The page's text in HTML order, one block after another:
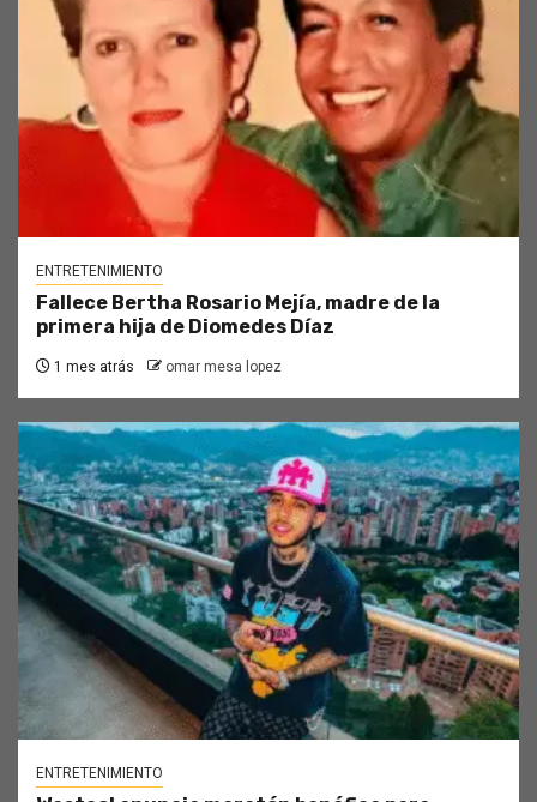
ENTRETENIMIENTO
Fallece Bertha Rosario Mejía, madre de la
primera hija de Diomedes Díaz
1 mes atrás omar mesa lopez
ENTRETENIMIENTO